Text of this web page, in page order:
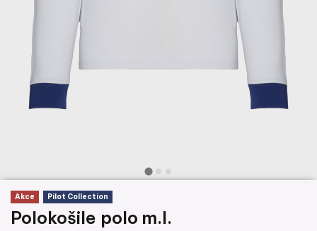
Akce Pilot Collection
Polokošile polo m.l.